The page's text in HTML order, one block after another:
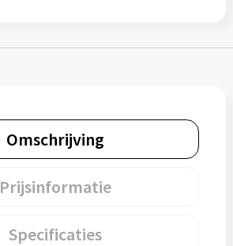
Omschrijving
Prijsinformatie
Specificaties